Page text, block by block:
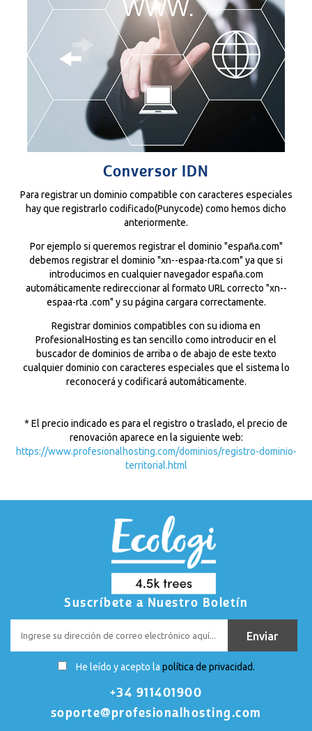
Conversor IDN
Para registrar un dominio compatible con caracteres especiales
hay que registrarlo codificado(Punycode) como hemos dicho
anteriormente.
Por ejemplo si queremos registrar el dominio "españa.com"
debemos registrar el dominio "xn--espaa-rta.com" ya que si
introducimos en cualquier navegador españa.com
automáticamente redireccionar al formato URL correcto "xn--
espaa-rta .com" y su página cargara correctamente.
Registrar dominios compatibles con su idioma en
ProfesionalHosting es tan sencillo como introducir en el
buscador de dominios de arriba o de abajo de este texto
cualquier dominio con caracteres especiales que el sistema lo
reconocerá y codificará automáticamente.
* El precio indicado es para el registro o traslado, el precio de
renovación aparece en la siguiente web:
https://www.profesionalhosting.com/dominios/registro-dominio-
territorial.html
Suscríbete a Nuestro Boletín
He leído y acepto la política de privacidad.
+34 911401900
soporte@profesionalhosting.com